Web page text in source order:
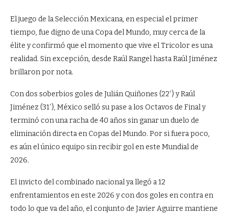
El juego de la Selección Mexicana, en especial el primer
tiempo, fue digno de una Copa del Mundo, muy cerca de la
élite y confirmó que el momento que vive el Tricolor es una
realidad. Sin excepción, desde Raúl Rangel hasta Raúl Jiménez
brillaron por nota.
Con dos soberbios goles de Julián Quiñones (22′) y Raúl
Jiménez (31′), México selló su pase a los Octavos de Final y
terminó con una racha de 40 años sin ganar un duelo de
eliminación directa en Copas del Mundo. Por si fuera poco,
es aún el único equipo sin recibir gol en este Mundial de
2026.
El invicto del combinado nacional ya llegó a 12
enfrentamientos en este 2026 y con dos goles en contra en
todo lo que va del año, el conjunto de Javier Aguirre mantiene